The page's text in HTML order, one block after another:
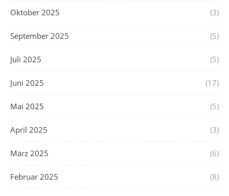
Oktober 2025 (3)
September 2025 (5)
Juli 2025 (5)
Juni 2025 (17)
Mai 2025 (5)
April 2025 (3)
März 2025 (6)
Februar 2025 (8)